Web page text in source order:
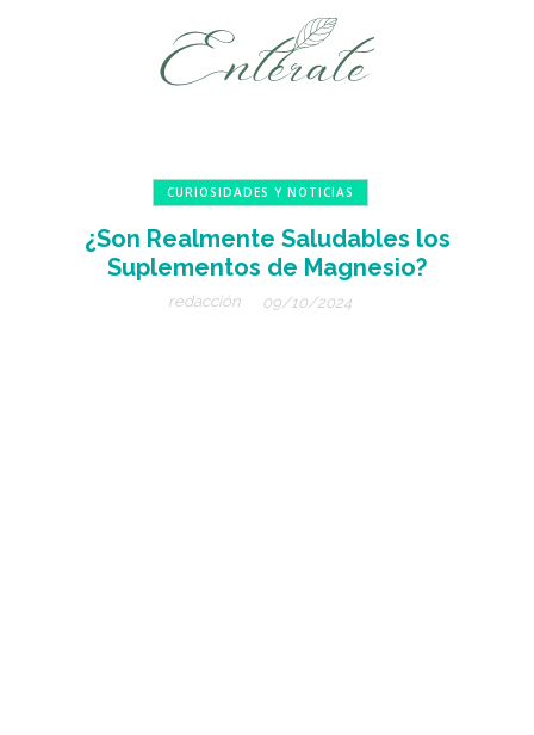
CURIOSIDADES Y NOTICIAS
¿Son Realmente Saludables los
Suplementos de Magnesio?
redacción 09/10/2024